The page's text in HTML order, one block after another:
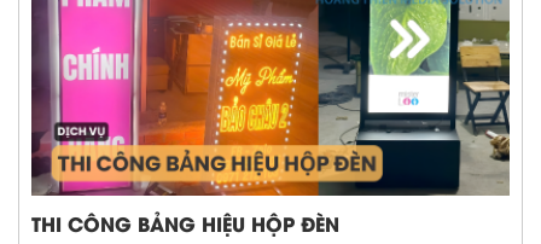
THI CÔNG BẢNG HIỆU HỘP ĐÈN